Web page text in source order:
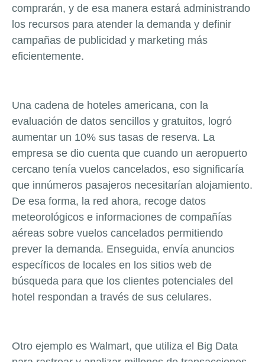
comprarán, y de esa manera estará administrando
los recursos para atender la demanda y definir
campañas de publicidad y marketing más
eficientemente.
Una cadena de hoteles americana, con la
evaluación de datos sencillos y gratuitos, logró
aumentar un 10% sus tasas de reserva. La
empresa se dio cuenta que cuando un aeropuerto
cercano tenía vuelos cancelados, eso significaría
que innúmeros pasajeros necesitarían alojamiento.
De esa forma, la red ahora, recoge datos
meteorológicos e informaciones de compañías
aéreas sobre vuelos cancelados permitiendo
prever la demanda. Enseguida, envía anuncios
específicos de locales en los sitios web de
búsqueda para que los clientes potenciales del
hotel respondan a través de sus celulares.
Otro ejemplo es Walmart, que utiliza el Big Data